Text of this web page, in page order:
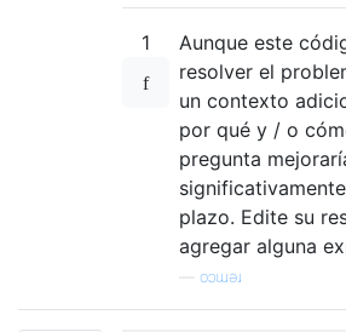
1
Aunque este
resolver el
un contexto
por qué y / o
pregunta
plazo. Edite su
agregar alguna
oɔɯǝɹ